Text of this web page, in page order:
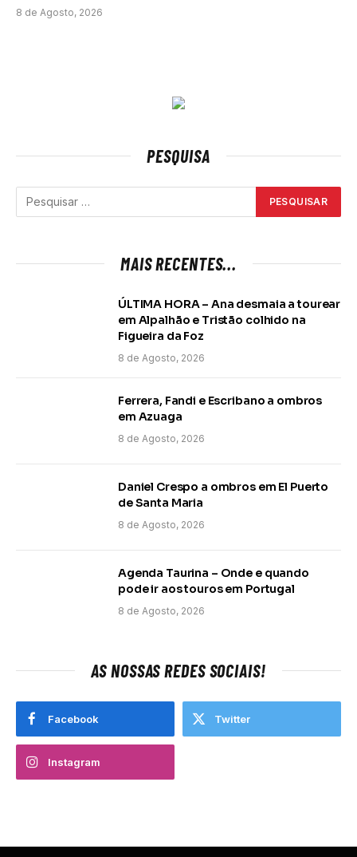
8 de Agosto, 2026
PESQUISA
MAIS RECENTES...
ÚLTIMA HORA – Ana desmaia a tourear
em Alpalhão e Tristão colhido na
Figueira da Foz
8 de Agosto, 2026
Ferrera, Fandi e Escribano a ombros
em Azuaga
8 de Agosto, 2026
Daniel Crespo a ombros em El Puerto
de Santa Maria
8 de Agosto, 2026
Agenda Taurina – Onde e quando
pode ir aos touros em Portugal
8 de Agosto, 2026
AS NOSSAS REDES SOCIAIS!
Facebook Twitter
Instagram